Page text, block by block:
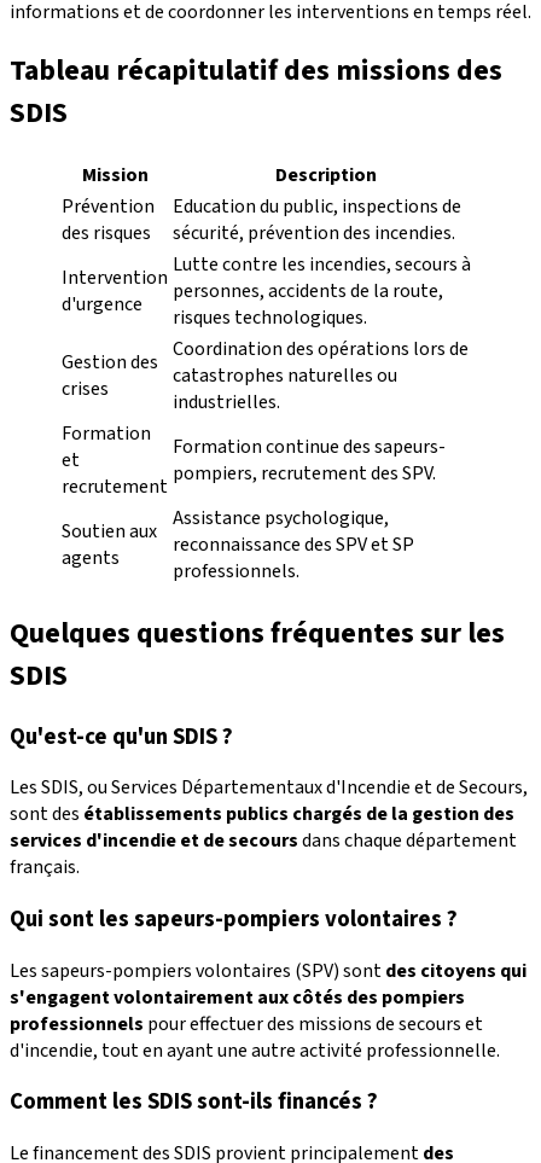
informations et de coordonner les interventions en temps réel.
Tableau récapitulatif des missions des
SDIS
Mission
Description
Prévention
des risques
Education du public, inspections de
sécurité, prévention des incendies.
Intervention
d'urgence
Lutte contre les incendies, secours à
personnes, accidents de la route,
risques technologiques.
Gestion des
crises
Coordination des opérations lors de
catastrophes naturelles ou
industrielles.
Formation
et
recrutement
Formation continue des sapeurs-
pompiers, recrutement des SPV.
Soutien aux
agents
Assistance psychologique,
reconnaissance des SPV et SP
professionnels.
Quelques questions fréquentes sur les
SDIS
Qu'est-ce qu'un SDIS ?
Les SDIS, ou Services Départementaux d'Incendie et de Secours,
sont des établissements publics chargés de la gestion des
services d'incendie et de secoursdans chaque département
français.
Qui sont les sapeurs-pompiers volontaires ?
Les sapeurs-pompiers volontaires (SPV) sontdes citoyens qui
s'engagent volontairement aux côtés des pompiers
professionnels pour effectuer des missions de secours et
d'incendie, tout en ayant une autre activité professionnelle.
Comment les SDIS sont-ils financés ?
Le financement des SDIS provient principalementdes